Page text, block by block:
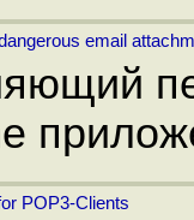
email
POP3-Clients